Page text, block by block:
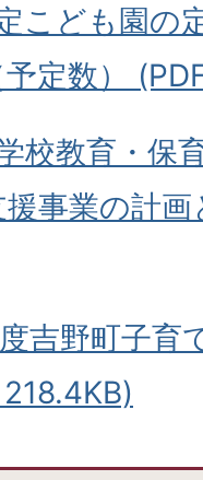
こども園の
定数）
校教育・保
事業の計
吉野町子育